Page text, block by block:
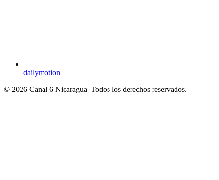
dailymotion
© 2026 Canal 6 Nicaragua. Todos los derechos reservados.